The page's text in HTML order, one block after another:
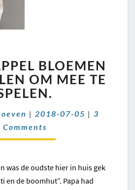
BLOEMEN
KNUTSELEN
OM
MEE
SPELEN.
BLOEMEN
OM MEE TE
| 2018-07-05 | 3
Comments
was de oudste hier in huis gek
en de boomhut”. Papa had